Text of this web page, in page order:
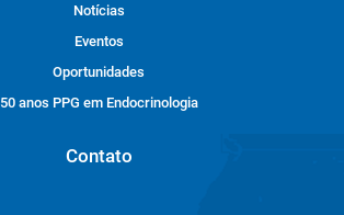
Notícias
Eventos
Oportunidades
50 anos PPG em Endocrinologia
Contato